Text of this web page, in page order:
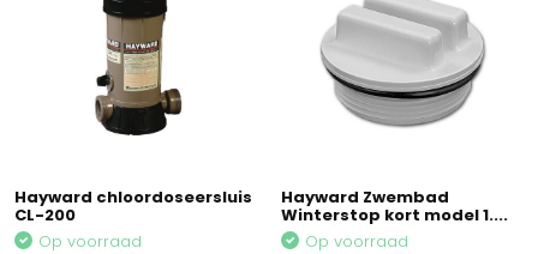
Hayward chloordoseersluis
CL-200
Op voorraad
Hayward Zwembad
Winterstop kort model 1....
Op voorraad